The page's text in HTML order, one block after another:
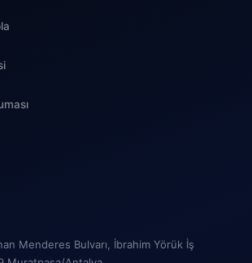
Menderes Bulvarı, İbrahim Yörük İş